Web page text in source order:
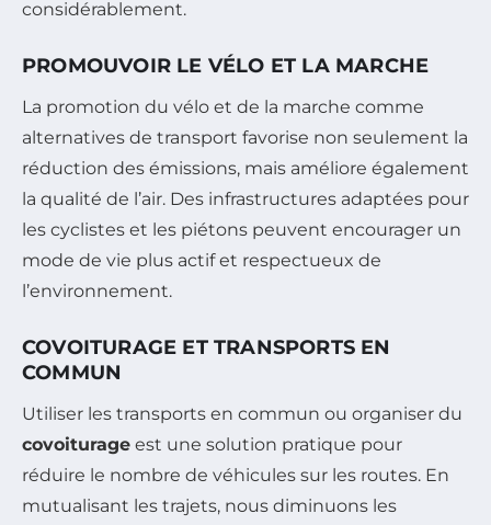
considérablement.
PROMOUVOIR LE VÉLO ET LA MARCHE
La promotion du vélo et de la marche comme
alternatives de transport favorise non seulement la
réduction des émissions, mais améliore également
la qualité de l’air. Des infrastructures adaptées pour
les cyclistes et les piétons peuvent encourager un
mode de vie plus actif et respectueux de
l’environnement.
COVOITURAGE ET TRANSPORTS EN
COMMUN
Utiliser les transports en commun ou organiser du
covoiturage est une solution pratique pour
réduire le nombre de véhicules sur les routes. En
mutualisant les trajets, nous diminuons les